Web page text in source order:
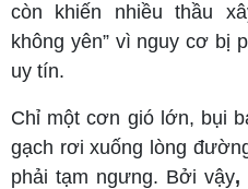
còn khiến nhiều thầu
không yên” vì nguy cơ bị
uy tín.
Chỉ một cơn gió lớn, bụi
gạch rơi xuống lòng
phải tạm ngưng. Bởi vậy,